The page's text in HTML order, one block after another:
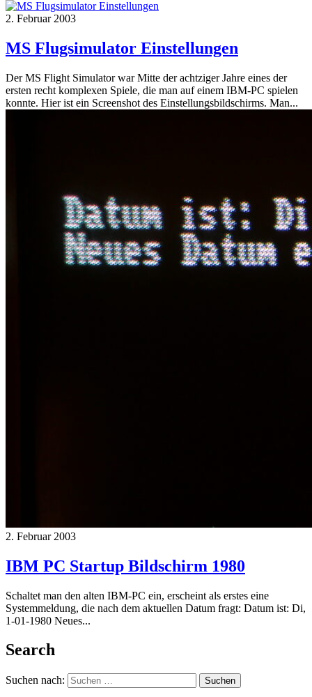
2. Februar 2003
MS Flugsimulator Einstellungen
Der MS Flight Simulator war Mitte der achtziger Jahre eines der
ersten recht komplexen Spiele, die man auf einem IBM-PC spielen
konnte. Hier ist ein Screenshot des Einstellungsbildschirms. Man...
2. Februar 2003
IBM PC Startup Bildschirm 1980
Schaltet man den alten IBM-PC ein, erscheint als erstes eine
Systemmeldung, die nach dem aktuellen Datum fragt: Datum ist: Di,
1-01-1980 Neues...
Search
Suchen nach: